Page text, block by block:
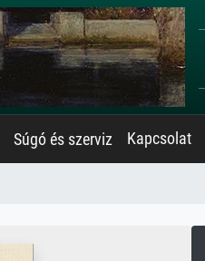
Súgó és szerviz Kapcsolat